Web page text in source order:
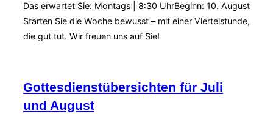
Das erwartet Sie: Montags | 8:30 UhrBeginn: 10. August
Starten Sie die Woche bewusst – mit einer Viertelstunde,
die gut tut. Wir freuen uns auf Sie!
Gottesdienstübersichten für Juli
und August